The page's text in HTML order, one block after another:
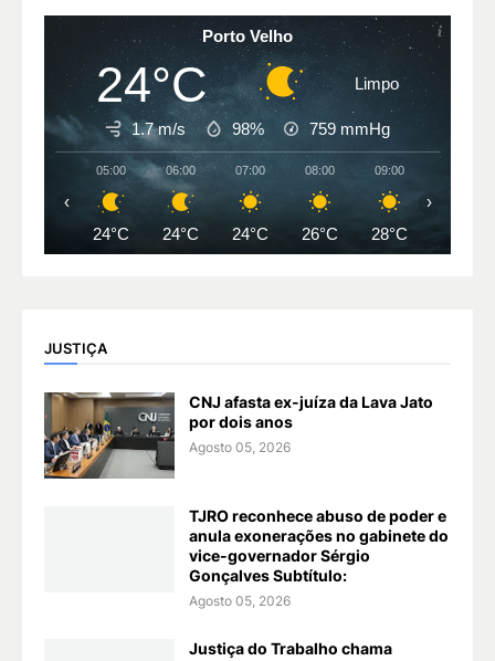
Porto Velho
24°C Limpo
1.7 m/s 98% 759 mmHg
05:00
24°C
06:00
24°C
07:00
24°C
08:00
26°C
09:00
28°C
‹ ›
JUSTIÇA
CNJ afasta ex-juíza da Lava Jato
por dois anos
Agosto 05, 2026
TJRO reconhece abuso de poder e
anula exonerações no gabinete do
vice-governador Sérgio
Gonçalves Subtítulo:
Agosto 05, 2026
Justiça do Trabalho chama